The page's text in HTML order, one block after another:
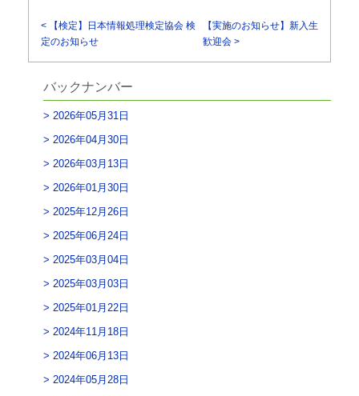
< 【検定】日本情報処理検定協会 検
定のお知らせ
【実施のお知らせ】新入生
歓迎会 >
バックナンバー
2026年05月31日
2026年04月30日
2026年03月13日
2026年01月30日
2025年12月26日
2025年06月24日
2025年03月04日
2025年03月03日
2025年01月22日
2024年11月18日
2024年06月13日
2024年05月28日